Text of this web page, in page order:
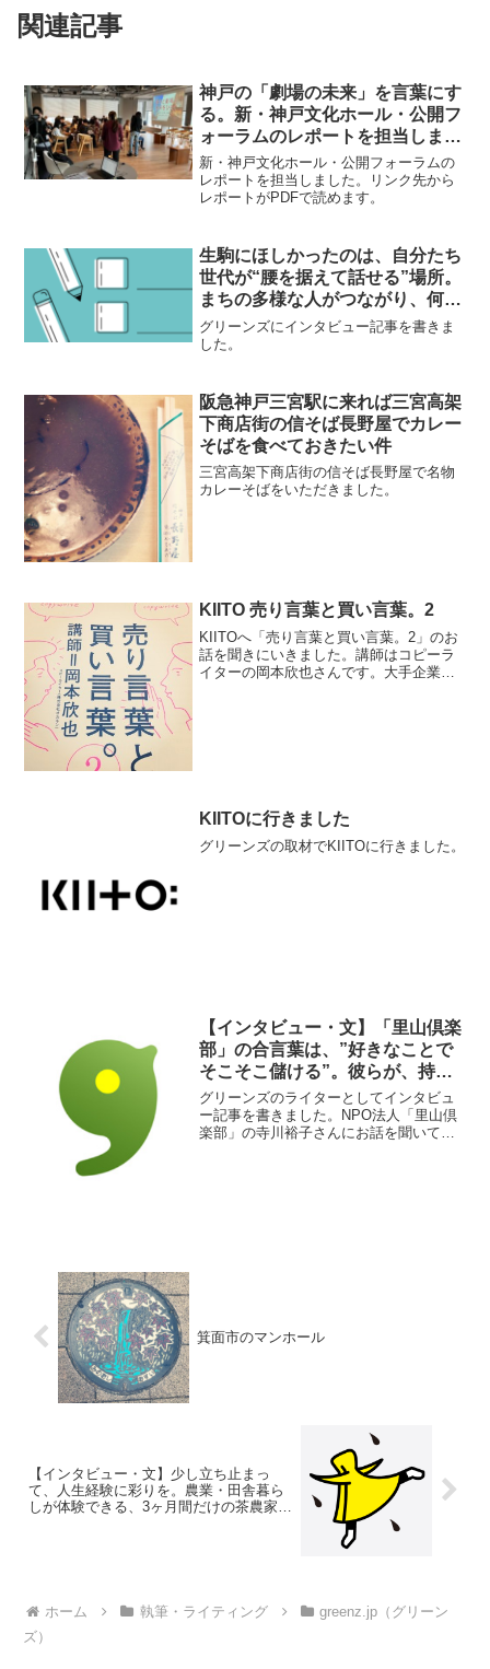
関連記事
神戸の「劇場の未来」を言葉にす
る。新・神戸文化ホール・公開フ
ォーラムのレポートを担当しまし
た。
新・神戸文化ホール・公開フォーラムの
レポートを担当しました。リンク先から
レポートがPDFで読めます。
生駒にほしかったのは、自分たち
世代が“腰を据えて話せる”場所。
まちの多様な人がつながり、何か
が生まれ続けるカフェ
「Kininalu」
グリーンズにインタビュー記事を書きま
した。
阪急神戸三宮駅に来れば三宮高架
下商店街の信そば長野屋でカレー
そばを食べておきたい件
三宮高架下商店街の信そば長野屋で名物
カレーそばをいただきました。
KIITO 売り言葉と買い言葉。2
KIITOへ「売り言葉と買い言葉。2」のお
話を聞きにいきました。講師はコピーラ
イターの岡本欣也さんです。大手企業の
KIITOに行きました
グリーンズの取材でKIITOに行きました。
【インタビュー・文】「里山倶楽
部」の合言葉は、”好きなことで
そこそこ儲ける”。彼らが、持続
可能な里山をつくる秘訣とは？
グリーンズのライターとしてインタビュ
ー記事を書きました。NPO法人「里山倶
楽部」の寺川裕子さんにお話を聞いてい
箕面市のマンホール
【インタビュー・文】少し立ち止まっ
て、人生経験に彩りを。農業・田舎暮ら
しが体験できる、3ヶ月間だけの茶農家仕
ホーム 執筆・ライティング
greenz.jp（グリーン
ズ）